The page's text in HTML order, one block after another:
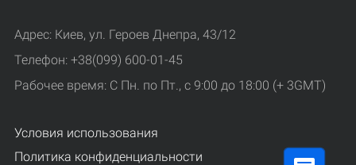
Адрес: Киев, ул. Героев Днепра, 43/12
Телефон: +38(099) 600-01-45
Рабочее время: С Пн. по Пт., с 9:00 до 18:00 (+ 3GMT)
Условия использования
Политика конфиденциальности